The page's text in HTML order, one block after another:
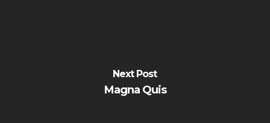
Next Post
Magna Quis